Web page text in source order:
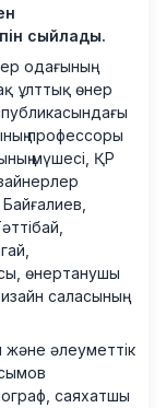
сыйлады.
одағының
ұлттық өнер
профессоры
мүшесі, ҚР
өнертанушы
саласының
және әлеуметтік
саяхатшы